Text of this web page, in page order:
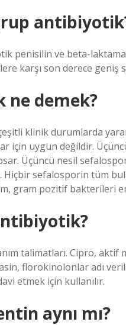
penisilin ve beta-
karşı son derece geniş
demek?
klinik durumlarda
için uygun değildir.
Üçüncü nesil
sefalosporin tüm
gram pozitif bakterileri
talimatları. Cipro,
florokinolonlar adı
etmek için kullanılır.
aynı mı?